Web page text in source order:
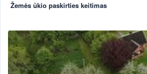
Žemės ūkio paskirties keitimas